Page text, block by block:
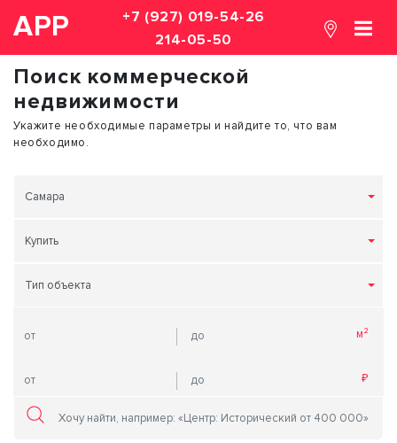
АРР
+7 (927) 019-54-26
214-05-50
Поиск коммерческой
недвижимости
Укажите необходимые параметры и найдите то, что вам
необходимо.
Самара
Купить
Тип объекта